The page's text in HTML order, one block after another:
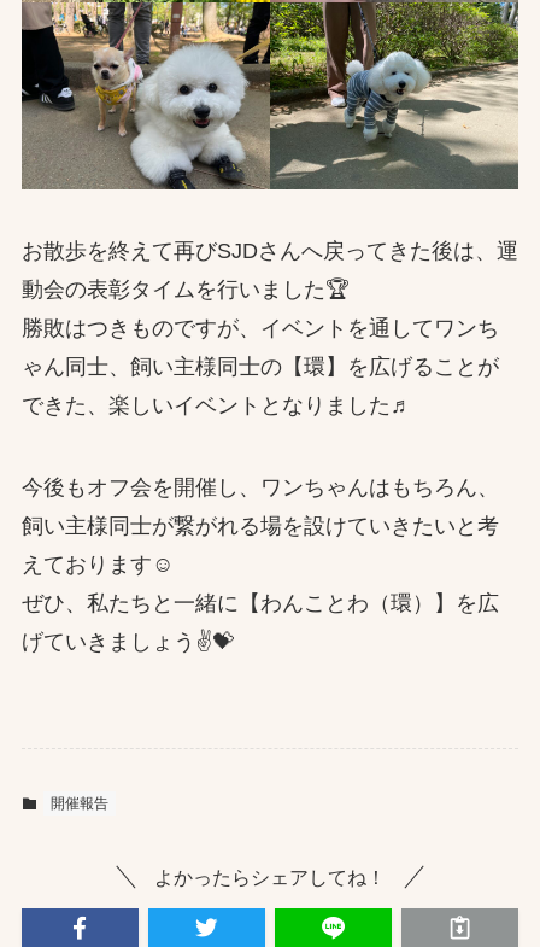
お散歩を終えて再びSJDさんへ戻ってきた後は、運
動会の表彰タイムを行いました🏆
勝敗はつきものですが、イベントを通してワンち
ゃん同士、飼い主様同士の【環】を広げることが
できた、楽しいイベントとなりました♬
今後もオフ会を開催し、ワンちゃんはもちろん、
飼い主様同士が繋がれる場を設けていきたいと考
えております☺️
ぜひ、私たちと一緒に【わんことわ（環）】を広
げていきましょう✌️💝
開催報告
よかったらシェアしてね！